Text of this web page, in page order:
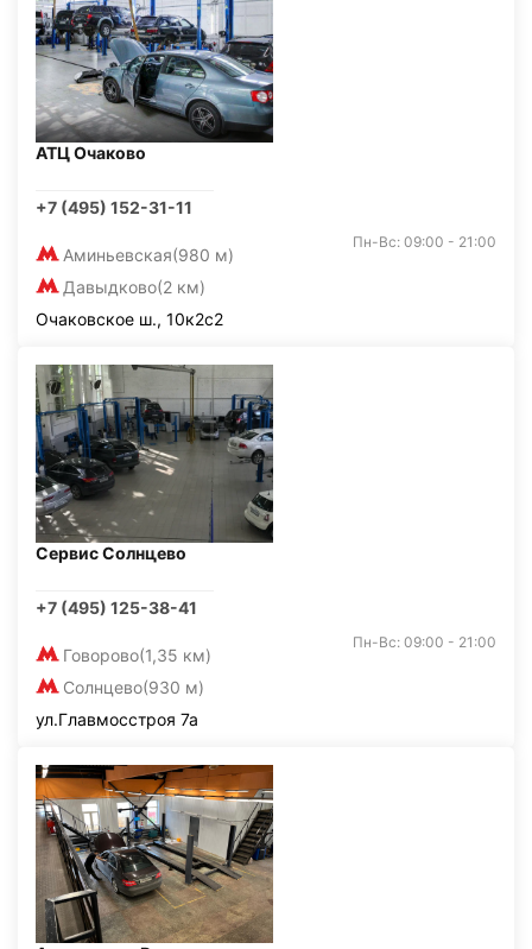
АТЦ Очаково
+7 (495) 152-31-11
Аминьевская(980 м)
Давыдково(2 км)
Пн-Вс: 09:00 - 21:00
Очаковское ш., 10к2с2
Сервис Солнцево
+7 (495) 125-38-41
Говорово(1,35 км)
Солнцево(930 м)
Пн-Вс: 09:00 - 21:00
ул.Главмосстроя 7а